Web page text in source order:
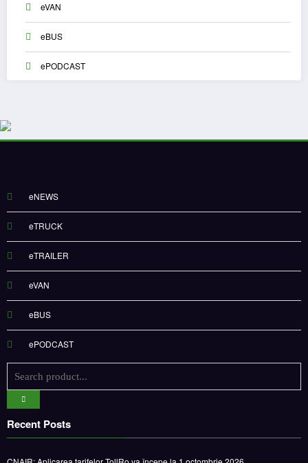
eVAN
eBUS
ePODCAST
eNEWS
eTRUCK
eTRAILER
eVAN
eBUS
ePODCAST
Recent Posts